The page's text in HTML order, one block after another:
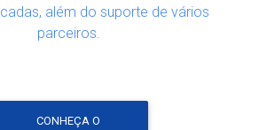
além do suporte de vários
parceiros.
CONHEÇA O